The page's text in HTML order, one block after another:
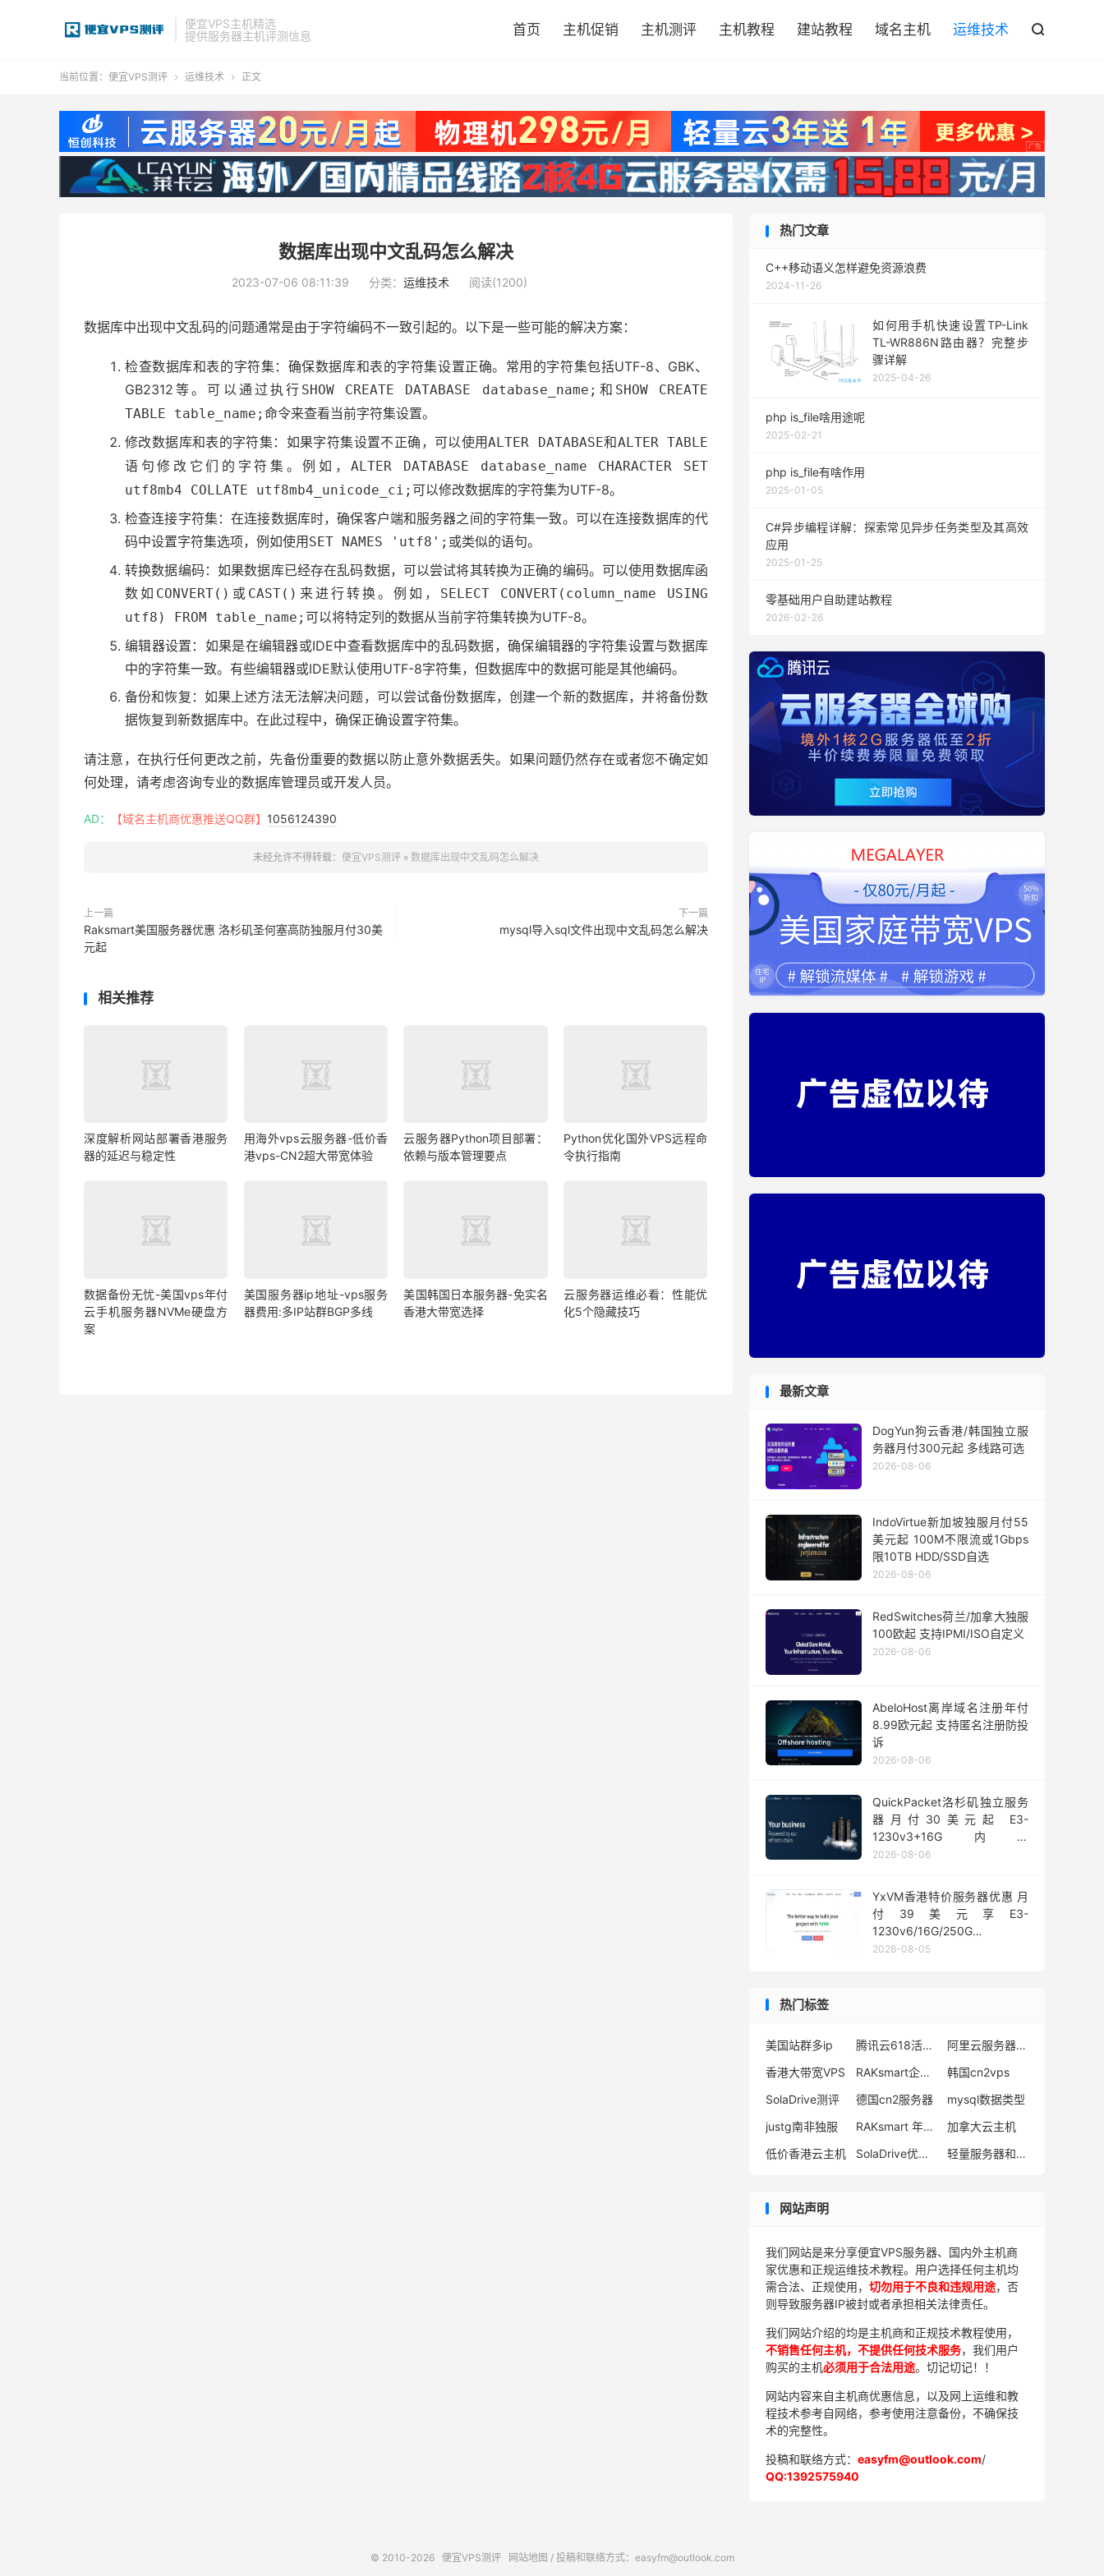
便宜VPS主机精选
提供服务器主机评测信息
首页 主机促销 主机测评 主机教程 建站教程 域名主机 运维技术 
当前位置： 便宜VPS测评  运维技术  正文
数据库出现中文乱码怎么解决
2023-07-06 08:11:39 分类： 运维技术 阅读(1200)
数据库中出现中文乱码的问题通常是由于字符编码不一致引起的。以下是一些可能的解决方案：
检查数据库和表的字符集：确保数据库和表的字符集设置正确。常用的字符集包括UTF-8、GBK、
GB2312等。可以通过执行 SHOW CREATE DATABASE database_name; 和 SHOW CREATE
TABLE table_name; 命令来查看当前字符集设置。
修改数据库和表的字符集：如果字符集设置不正确，可以使用ALTER DATABASE和ALTER TABLE
语句修改它们的字符集。例如，ALTER DATABASE database_name CHARACTER SET
utf8mb4 COLLATE utf8mb4_unicode_ci; 可以修改数据库的字符集为UTF-8。
检查连接字符集：在连接数据库时，确保客户端和服务器之间的字符集一致。可以在连接数据库的代
码中设置字符集选项，例如使用 SET NAMES 'utf8'; 或类似的语句。
转换数据编码：如果数据库已经存在乱码数据，可以尝试将其转换为正确的编码。可以使用数据库函
数如 CONVERT() 或 CAST() 来进行转换。例如， SELECT CONVERT(column_name USING
utf8) FROM table_name; 可以将特定列的数据从当前字符集转换为UTF-8。
编辑器设置：如果是在编辑器或IDE中查看数据库中的乱码数据，确保编辑器的字符集设置与数据库
中的字符集一致。有些编辑器或IDE默认使用UTF-8字符集，但数据库中的数据可能是其他编码。
备份和恢复：如果上述方法无法解决问题，可以尝试备份数据库，创建一个新的数据库，并将备份数
据恢复到新数据库中。在此过程中，确保正确设置字符集。
请注意，在执行任何更改之前，先备份重要的数据以防止意外数据丢失。如果问题仍然存在或者您不确定如
何处理，请考虑咨询专业的数据库管理员或开发人员。
AD： 【域名主机商优惠推送QQ群】 1056124390
未经允许不得转载： 便宜VPS测评 » 数据库出现中文乱码怎么解决
上一篇
Raksmart美国服务器优惠 洛杉矶圣何塞高防独服月付30美
元起
下一篇
mysql导入sql文件出现中文乱码怎么解决
相关推荐
深度解析网站部署香港服务
器的延迟与稳定性
用海外vps云服务器-低价香
港vps-CN2超大带宽体验
云服务器Python项目部署：
依赖与版本管理要点
Python优化国外VPS远程命
令执行指南
数据备份无忧-美国vps年付
云手机服务器NVMe硬盘方
案
美国服务器ip地址-vps服务
器费用:多IP站群BGP多线
美国韩国日本服务器-免实名
香港大带宽选择
云服务器运维必看：性能优
化5个隐藏技巧
热门文章
C++移动语义怎样避免资源浪费
2024-11-26
如何用手机快速设置TP-Link
TL-WR886N路由器？完整步
骤详解
2025-04-26
php is_file啥用途呢
2025-02-21
php is_file有啥作用
2025-01-05
C#异步编程详解：探索常见异步任务类型及其高效
应用
2025-01-25
零基础用户自助建站教程
2026-02-26
最新文章
DogYun狗云香港/韩国独立服
务器月付300元起 多线路可选
2026-08-06
IndoVirtue新加坡独服月付55
美元起 100M不限流或1Gbps
限10TB HDD/SSD自选
2026-08-06
RedSwitches荷兰/加拿大独服
100欧起 支持IPMI/ISO自定义
2026-08-06
AbeloHost离岸域名注册年付
8.99欧元起 支持匿名注册防投
诉
2026-08-06
QuickPacket洛杉矶独立服务
器月付30美元起 E3-
1230v3+16G内存
1Gbps@50TB大流量
2026-08-06
YxVM香港特价服务器优惠 月
付39美元享E3-
1230v6/16G/250G
SSD/10TB流量
2026-08-05
热门标签
美国站群多ip 腾讯云618活动2023
阿里云服务器价格
香港大带宽VPS
RAKsmart企业云服务器优惠码
韩国cn2vps
SolaDrive测评
德国cn2服务器
mysql数据类型
justg南非独服
RAKsmart 年付优惠
加拿大云主机
低价香港云主机
SolaDrive优惠码 轻量服务器和云服务器
网站声明
我们网站是来分享便宜VPS服务器、国内外主机商
家优惠和正规运维技术教程。用户选择任何主机均
需合法、正规使用， 切勿用于不良和违规用途，否
则导致服务器IP被封或者承担相关法律责任。
我们网站介绍的均是主机商和正规技术教程使用，
不销售任何主机，不提供任何技术服务，我们用户
购买的主机必须用于合法用途。切记切记！！
网站内容来自主机商优惠信息，以及网上运维和教
程技术参考自网络，参考使用注意备份，不确保技
术的完整性。
投稿和联络方式： easyfm@outlook.com/
QQ:1392575940
© 2010-2026 便宜VPS测评 网站地图 / 投稿和联络方式：easyfm@outlook.com